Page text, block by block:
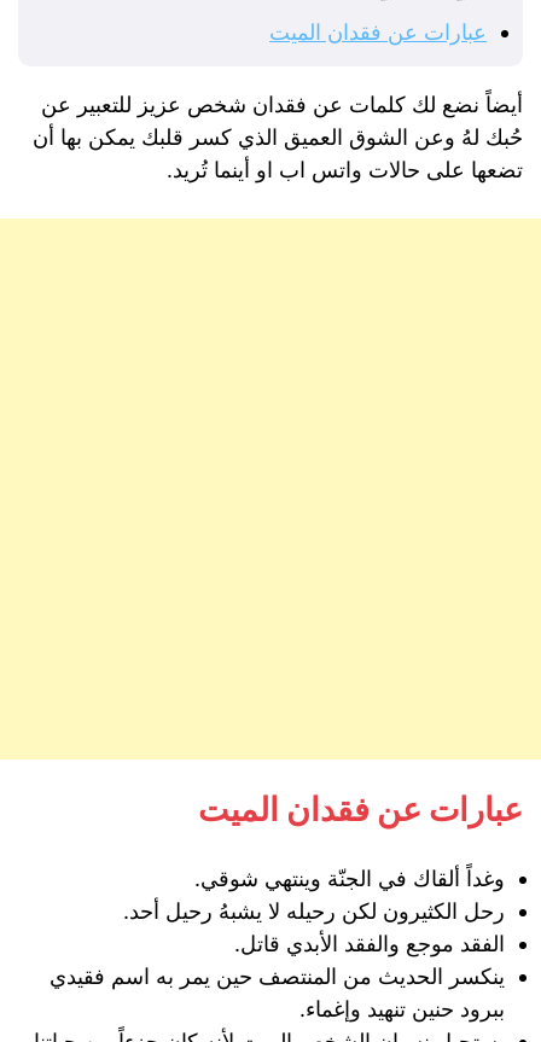
عبارات عن فقدان الميت
أيضاً نضع لك كلمات عن فقدان شخص عزيز للتعبير عن
حُبك لهُ وعن الشوق العميق الذي كسر قلبك يمكن بها أن
تضعها على حالات واتس اب او أينما تُريد.
عبارات عن فقدان الميت
وغداً ألقاك في الجنّة وينتهي شوقي.
رحل الكثيرون لكن رحيله لا يشبهُ رحيل أحد.
الفقد موجع والفقد الأبدي قاتل.
ينكسر الحديث من المنتصف حين يمر به اسم فقيدي
ببرود حنين تنهيد وإغماء.